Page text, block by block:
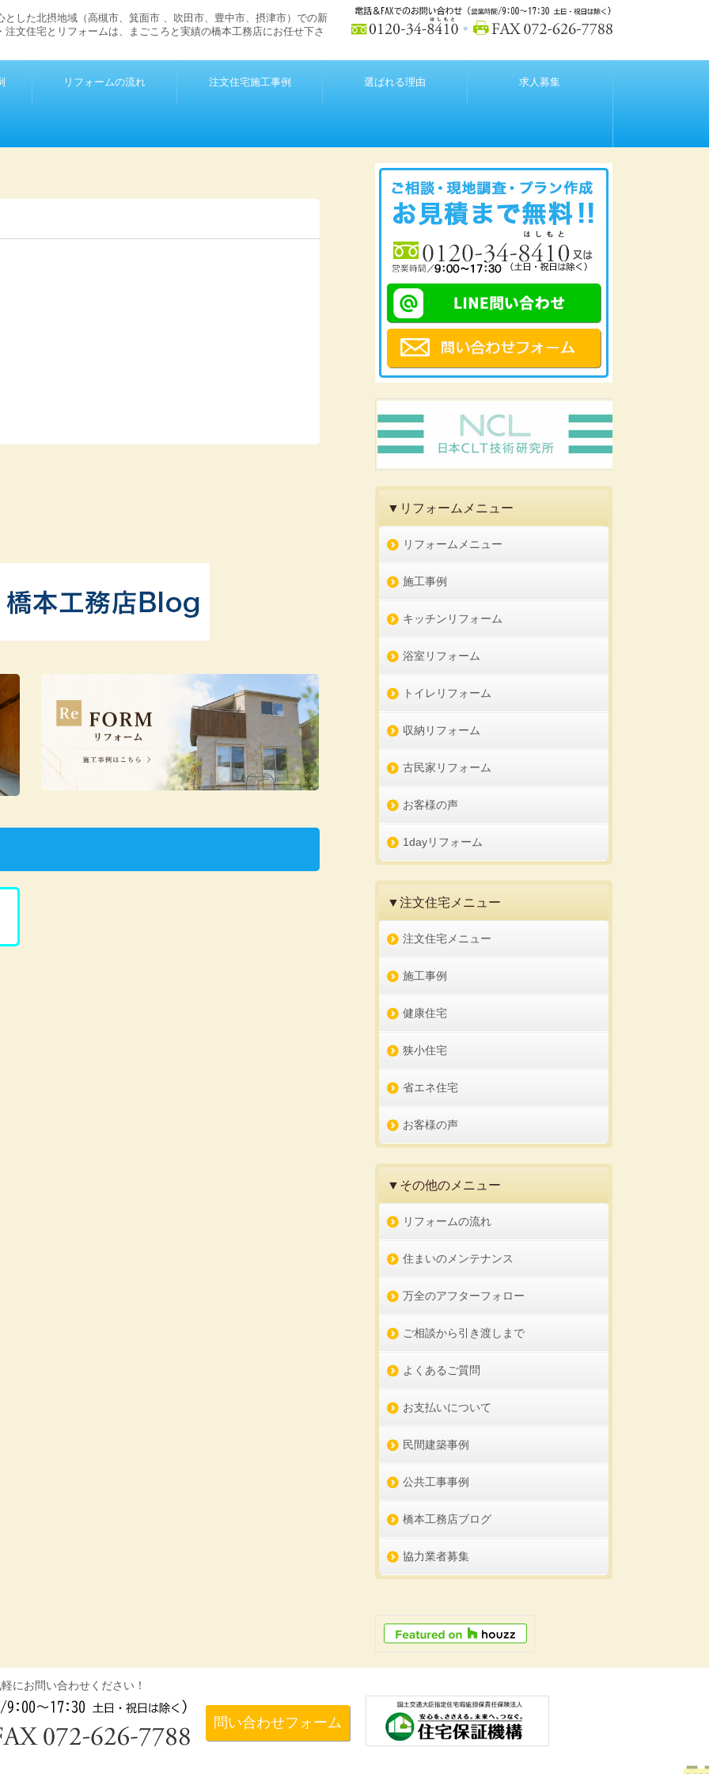
とした北摂地域（高槻市、箕面市 、吹田市、豊中市、摂津市）での新
注文住宅とリフォームは、まごころと実績の橋本工務店にお任せ下さ
リフォームの流れ 注文住宅施工事例 選ばれる理由 求人募集
▼リフォームメニュー
リフォームメニュー
施工事例
キッチンリフォーム
浴室リフォーム
トイレリフォーム
収納リフォーム
古民家リフォーム
お客様の声
1dayリフォーム
▼注文住宅メニュー
注文住宅メニュー
施工事例
健康住宅
狭小住宅
省エネ住宅
お客様の声
▼その他のメニュー
リフォームの流れ
住まいのメンテナンス
万全のアフターフォロー
ご相談から引き渡しまで
よくあるご質問
お支払いについて
民間建築事例
公共工事事例
橋本工務店ブログ
協力業者募集
にお問い合わせください！
問い合わせフォーム